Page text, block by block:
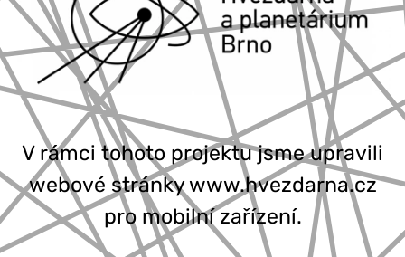
V rámci tohoto projektu jsme upravili
webové stránky www.hvezdarna.cz
pro mobilní zařízení.